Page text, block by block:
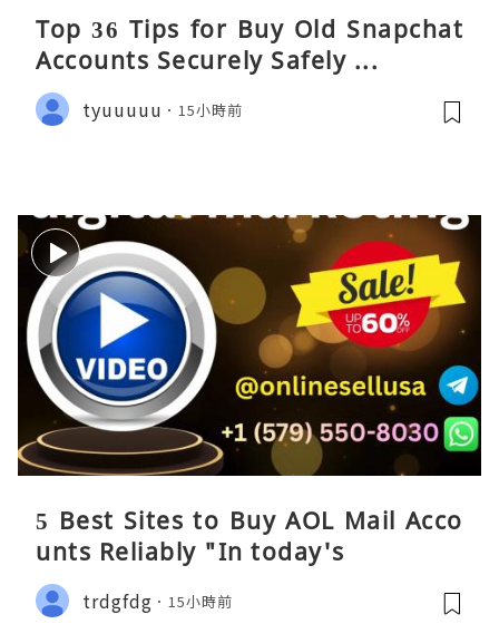
Top 36 Tips for Buy Old Snapchat
Accounts Securely Safely ...
tyuuuuu 15小時前
5 Best Sites to Buy AOL Mail Acco
unts Reliably "In today's
trdgfdg 15小時前